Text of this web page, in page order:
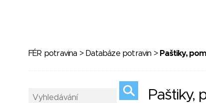
FÉR potravina > Databáze potravin > Paštiky,
Paštiky,